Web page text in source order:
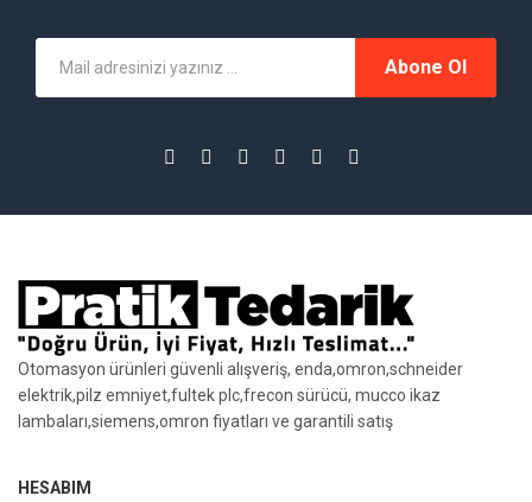
Abone Ol
Otomasyon ürünleri güvenli alışveriş, enda,omron,schneider
elektrik,pilz emniyet,fultek plc,frecon sürücü, mucco ikaz
lambaları,siemens,omron fiyatları ve garantili satış
HESABIM